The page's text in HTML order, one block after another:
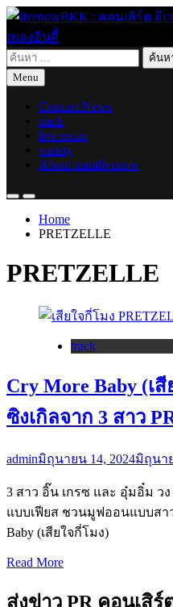
Skip
content
livenowBKK : คอนเสิร์ต อีเว
อินดี้
live for today
ค้นหา
สำหรับ:
Menu
Concert News
track
live recap
variety
About teamlivenow
Home
PRETZELLE
PRETZELLE
track
Cry More Baby (เ
ซิงเกิลจาก 3 สาว
adminมิถุนายน 14, 2024มิถุนา
3 สาว อิ๊น เกรซ และ อุ๋มอิ๋ม ว
แบบเฟียส ชวนมูฟออนแบบสา
Baby (เสียใจกี่โมง)
Read More
ส่งข่าว PR คอนเสิร์